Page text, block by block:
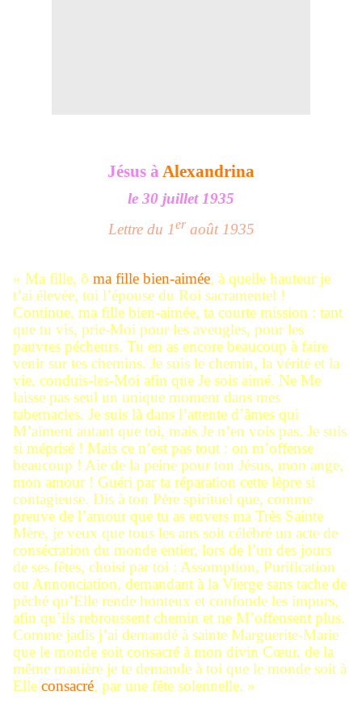
Jésus à Alexandrina
le 30 juillet 1935
Lettre du 1eraoût 1935
« Ma fille, ô ma fille bien-aimée, à quelle hauteur je
t’ai élevée, toi l’épouse du Roi sacramentel !
Continue, ma fille bien-aimée, ta courte mission : tant
que tu vis, prie-Moi pour les aveugles, pour les
pauvres pécheurs. Tu en as encore beaucoup à faire
venir sur tes chemins. Je suis le chemin, la vérité et la
vie, conduis-les-Moi afin que Je sois aimé. Ne Me
laisse pas seul un unique moment dans mes
tabernacles. Je suis là dans l’attente d’âmes qui
M’aiment autant que toi, mais Je n’en vois pas. Je suis
si méprisé ! Mais ce n’est pas tout : on m’offense
beaucoup ! Aie de la peine pour ton Jésus, mon ange,
mon amour ! Guéri par ta réparation cette lèpre si
contagieuse. Dis à ton Père spirituel que, comme
preuve de l’amour que tu as envers ma Très Sainte
Mère, je veux que tous les ans soit célébré un acte de
consécration du monde entier, lors de l’un des jours
de ses fêtes, choisi par toi : Assomption, Purification
ou Annonciation, demandant à la Vierge sans tache de
péché qu’Elle rende honteux et confonde les impurs,
afin qu’ils rebroussent chemin et ne M’offensent plus.
Comme jadis j’ai demandé à sainte Marguerite-Marie
que le monde soit consacré à mon divin Cœur, de la
même manière je te demande à toi que le monde soit à
Elle consacré, par une fête solennelle. »